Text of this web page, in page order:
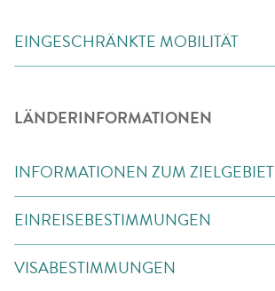
EINGESCHRÄNKTE MOBILITÄT
LÄNDERINFORMATIONEN
INFORMATIONEN ZUM ZIELGEBIET
EINREISEBESTIMMUNGEN
VISABESTIMMUNGEN